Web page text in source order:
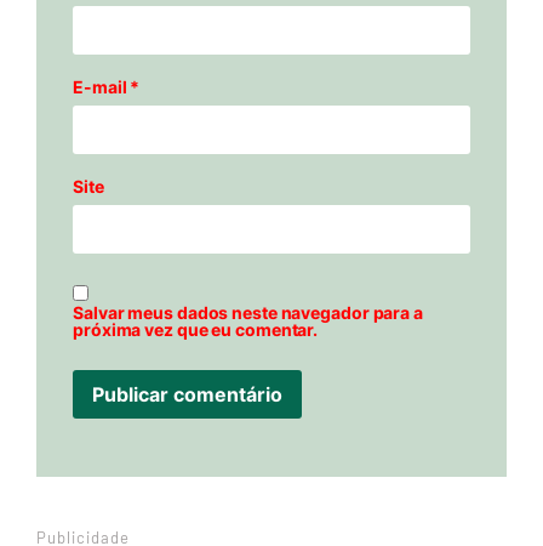
E-mail *
Site
Salvar meus dados neste navegador para a
próxima vez que eu comentar.
Publicidade